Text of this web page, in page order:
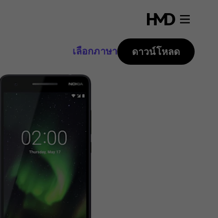
เลือกภาษา ดาวน์โหลด